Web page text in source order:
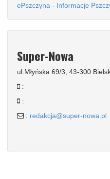
ePszczyna - Informacje
Super-Nowa
ul.Młyńska 69/3, 43-300
:
:
: redakcja@super-nowa.pl